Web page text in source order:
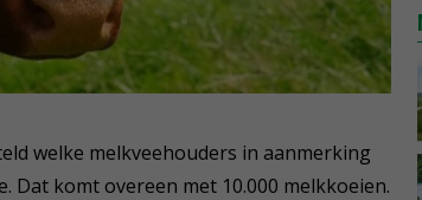
welke melkveehouders in aanmerking
Dat komt overeen met 10.000 melkkoeien.